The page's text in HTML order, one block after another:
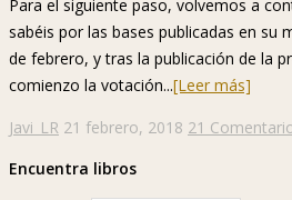
Para el siguiente paso, volvemos a
sabéis por las bases publicadas en su
de febrero, y tras la publicación de la
comienzo la votación...[Leer más]
Javi_LR 21 febrero, 2018 21
Encuentra libros